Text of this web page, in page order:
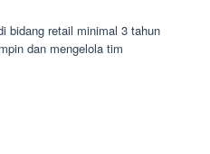
bidang retail minimal 3 tahun
dan mengelola tim